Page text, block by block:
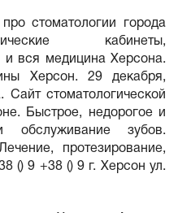
стоматологии города
кабинеты,
и вся медицина Херсона.
Херсон. 29 декабря,
стоматологической
Быстрое, недорогое и
обслуживание зубов.
протезирование,
() 9 +38 () 9 г. Херсон ул.